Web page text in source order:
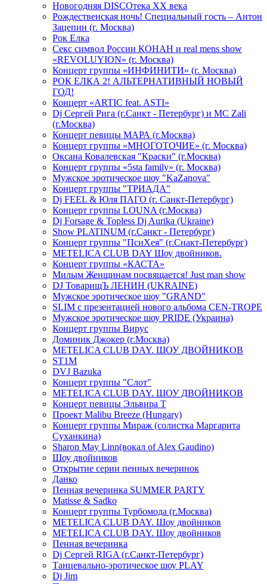
Новогодняя DISCOтека ХХ века
Рождественская ночь! Специальный гость – Антон
Зацепин (г. Москва)
Рок Елка
Секс символ России КОНАН и real mens show
«REVOLUYION» (г. Москва)
Концерт группы «ИНФИНИТИ» (г. Москва)
РОК ЕЛКА 2! АЛЬТЕРНАТИВНЫЙ НОВЫЙ
ГОД!
Концерт «ARTIC feat. ASTI»
Dj Сергей Рига (г.Санкт - Петербург) и MC Zali
(г.Москва)
Концерт певицы МАРА (г.Москва)
Концерт группы «МНОГОТОЧИЕ» (г. Москва)
Оксана Ковалевская "Краски" (г.Москва)
Концерт группы «5sta family» (г. Москва)
Мужское эротическое шоу "KaZanova"
Концерт группы "ТРИАДА"
Dj FEEL & Юля ПАГО (г. Санкт-Петербург)
Концерт группы LOUNA (г.Москва)
Dj Forsage & Topless Dj Aurika (Ukraine)
Show PLATINUM (г.Санкт - Петербург)
Концерт группы "ПсиХея" (г.Снакт-Петербург)
METELICA CLUB DAY Шоу двойников.
Концерт группы «КАСТА»
Милым Женщинам посвящается! Just man show
DJ ТоварищЪ ЛЕНИН (UKRAINE)
Мужское эротическое шоу "GRAND"
SLIM с презентацией нового альбома CEN-TROPE
Мужское эротическое шоу PRIDE (Украина)
Концерт группы Вирус
Доминик Джокер (г.Москва)
METELICA CLUB DAY. ШОУ ДВОЙНИКОВ
ST1M
DVJ Bazuka
Концерт группы "Слот"
METELICA CLUB DAY. ШОУ ДВОЙНИКОВ
Концерт певицы Эльвира Т
Проект Malibu Breeze (Hungary)
Концерт группы Мираж (солистка Маргарита
Суханкина)
Sharon May Linn(вокал of Alex Gaudino)
Шоу двойников
Открытие серии пенных вечеринок
Данко
Пенная вечеринка SUMMER PARTY
Matisse & Sadko
Концерт группы Турбомода (г.Москва)
METELICA CLUB DAY. Шоу двойников
METELICA CLUB DAY. Шоу двойников
Пенная вечеринка
Dj Сергей RIGA (г.Санкт-Петербург)
Танцевально-эротическое шоу PLAY
Dj Jim